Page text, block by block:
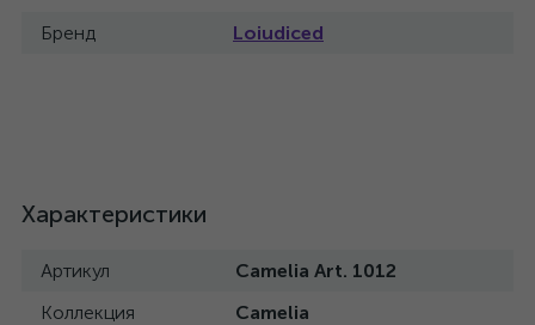
Бренд Loiudiced
Характеристики
Артикул
Camelia Art. 1012
Коллекция
Camelia